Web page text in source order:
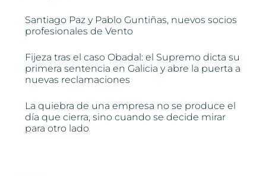
Santiago Paz y Pablo Guntiñas, nuevos socios
profesionales de Vento
Fijeza tras el caso Obadal: el Supremo dicta su
primera sentencia en Galicia y abre la puerta a
nuevas reclamaciones
La quiebra de una empresa no se produce el
día que cierra, sino cuando se decide mirar
para otro lado